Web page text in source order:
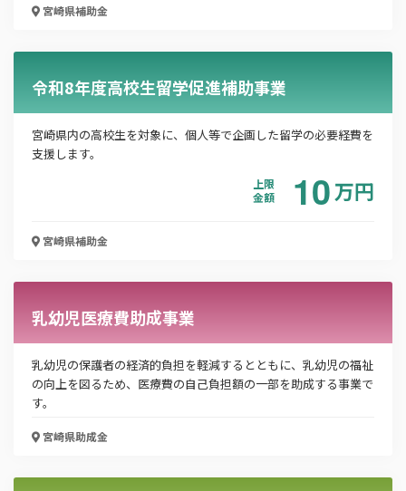
会社名
「PDF資料ダウンロード」ボタンを押下した時点
で本サービスの利用規約に同意したものとみなさ
れます。
宮崎県補助金
令和8年度高校生留学促進補助事業
宮崎県内の高校生を対象に、個人等で企画した留学の必要経費を
支援します。
上限
金額
10万円
宮崎県補助金
乳幼児医療費助成事業
乳幼児の保護者の経済的負担を軽減するとともに、乳幼児の福祉
の向上を図るため、医療費の自己負担額の一部を助成する事業で
す。
宮崎県助成金